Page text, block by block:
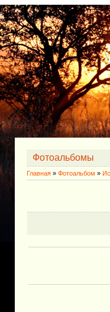
Фотоальбомы
Главная » Фотоальбом »